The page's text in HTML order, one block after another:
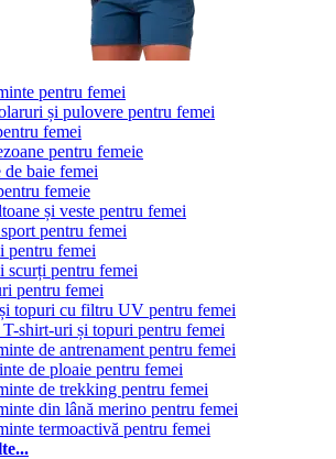
pentru femei
și pulovere pentru femei
femei
pentru femeie
de baie femei
femeie
și veste pentru femei
pentru femei
pentru femei
scurți pentru femei
pentru femei
topuri cu filtru UV pentru femei
shirt-uri și topuri pentru femei
de antrenament pentru femei
de ploaie pentru femei
de trekking pentru femei
din lână merino pentru femei
termoactivă pentru femei